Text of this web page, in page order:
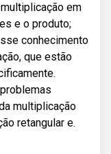
em
e o produto;
conhecimento
que estão
multiplicação
retangular e.